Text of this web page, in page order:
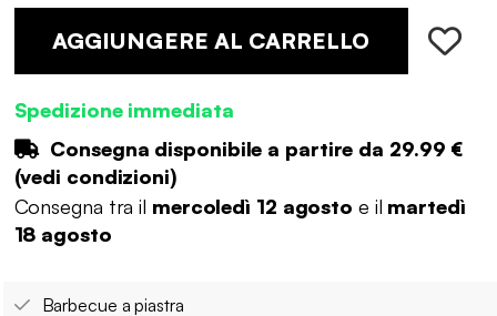
AGGIUNGERE AL CARRELLO
Spedizione immediata
Consegna disponibile a partire da 29.99 €
(vedi condizioni)
Consegna tra il mercoledì 12 agosto e il martedì
18 agosto
Barbecue a piastra